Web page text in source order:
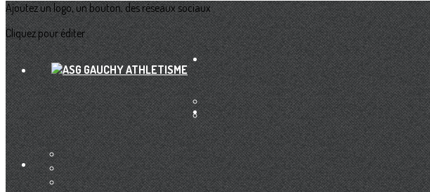
Ajoutez un logo, un bouton, des réseaux sociaux
Cliquez pour éditer